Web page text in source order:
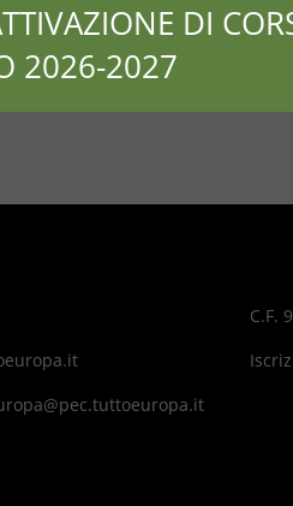
C.F.
DI
2026-2027